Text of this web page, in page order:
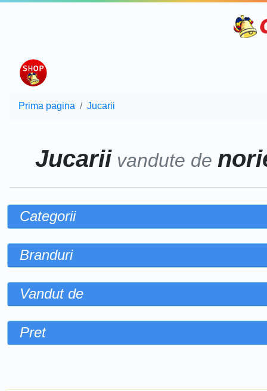
Prima pagina Jucarii
Jucariivandute de
Categorii
Branduri
Vandut de
Pret